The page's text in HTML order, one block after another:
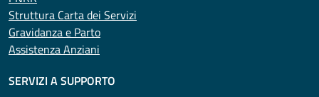
Struttura Carta dei Servizi
Gravidanza e Parto
Assistenza Anziani
SERVIZI A SUPPORTO